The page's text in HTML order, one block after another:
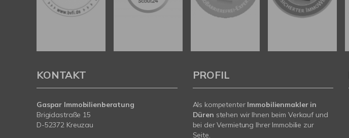
KONTAKT
Gaspar Immobilienberatung
Brigidastraße 15
D-52372 Kreuzau
PROFIL
Als kompetenter Immobilienmakler in
Düren stehen wir Ihnen beim Verkauf und
bei der Vermietung Ihrer Immobilie zur
Seite.